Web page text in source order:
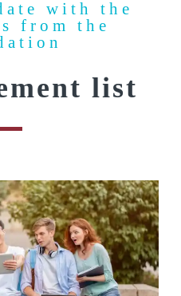
with the
from the
list​